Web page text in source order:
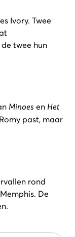
Ivory. Twee
twee hun
Minoes en Het
past, maar
rond
De